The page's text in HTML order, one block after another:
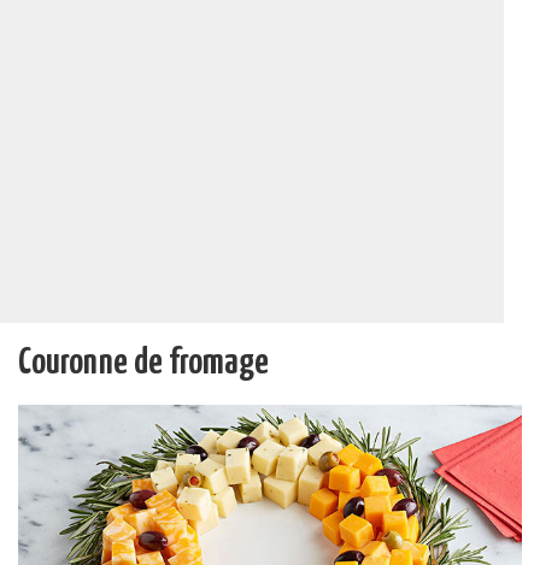
Couronne de fromage